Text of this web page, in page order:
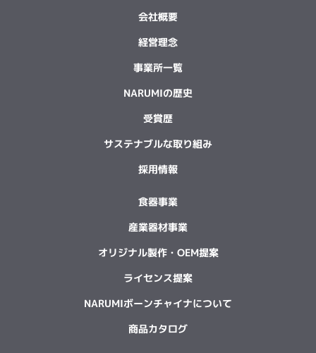
会社概要
経営理念
事業所一覧
NARUMIの歴史
受賞歴
サステナブルな取り組み
採用情報
食器事業
産業器材事業
オリジナル製作・OEM提案
ライセンス提案
NARUMIボーンチャイナについて
商品カタログ